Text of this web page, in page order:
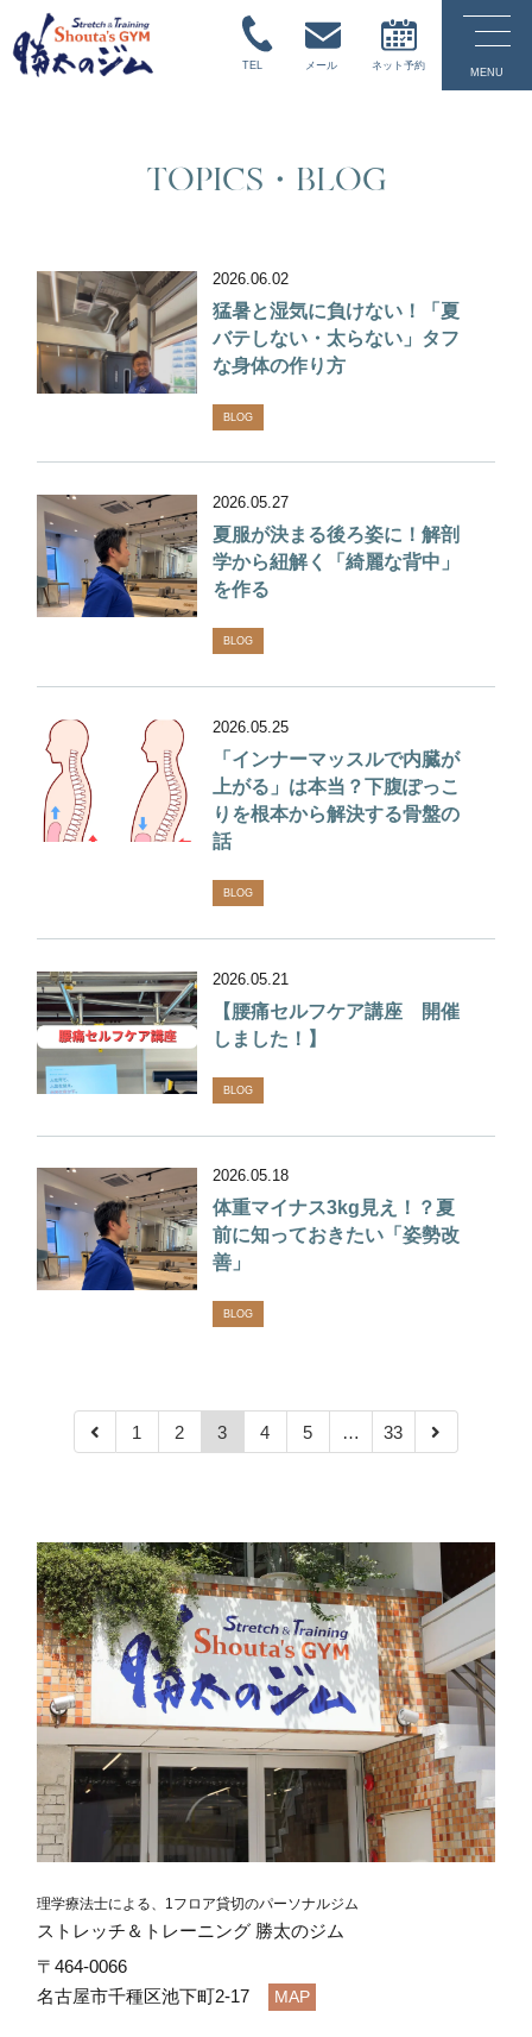
TEL メール ネット予約
MENU
TOPICS・BLOG
2026.06.02
猛暑と湿気に負けない！「夏
バテしない・太らない」タフ
な身体の作り方
BLOG
2026.05.27
夏服が決まる後ろ姿に！解剖
学から紐解く「綺麗な背中」
を作る
BLOG
2026.05.25
「インナーマッスルで内臓が
上がる」は本当？下腹ぽっこ
りを根本から解決する骨盤の
話
BLOG
2026.05.21
【腰痛セルフケア講座 開催
しました！】
BLOG
2026.05.18
体重マイナス3kg見え！？夏
前に知っておきたい「姿勢改
善」
BLOG
1 2 3 4 5 … 33
理学療法士による、1フロア貸切のパーソナルジム
ストレッチ＆トレーニング 勝太のジム
〒464-0066
名古屋市千種区池下町2-17
MAP